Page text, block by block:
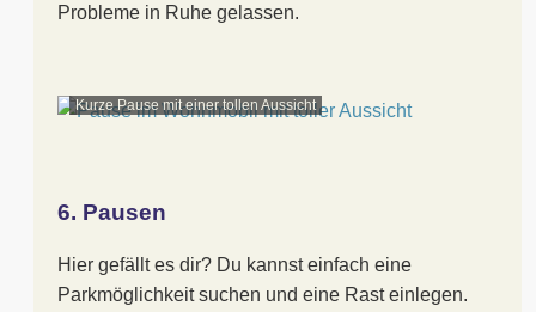
Probleme in Ruhe gelassen.
Kurze Pause mit einer tollen Aussicht
6. Pausen
Hier gefällt es dir? Du kannst einfach eine
Parkmöglichkeit suchen und eine Rast einlegen.